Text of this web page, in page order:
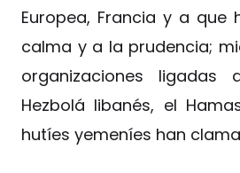
Europea, Francia y a que
calma y a la prudencia;
organizaciones
Hezbolá libanés, el
hutíes yemeníes han